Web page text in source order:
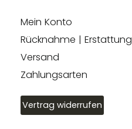
Mein Konto
Rücknahme | Erstattung
Versand
Zahlungsarten
Vertrag widerrufen